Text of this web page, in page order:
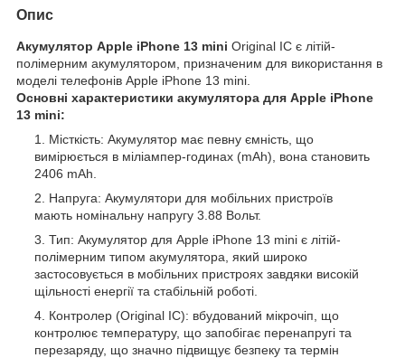
Опис
Акумулятор Apple iPhone 13 mini Original IC є літій-
полімерним акумулятором, призначеним для використання в
моделі телефонів Apple iPhone 13 mini.
Основні характеристики акумулятора для Apple iPhone
13 mini:
Місткість: Акумулятор має певну ємність, що
вимірюється в міліампер-годинах (mAh), вона становить
2406 mAh.
Напруга: Акумулятори для мобільних пристроїв
мають номінальну напругу 3.88 Вольт.
Тип: Акумулятор для Apple iPhone 13 mini є літій-
полімерним типом акумулятора, який широко
застосовується в мобільних пристроях завдяки високій
щільності енергії та стабільній роботі.
Контролер (Original IC): вбудований мікрочіп, що
контролює температуру, що запобігає перенапругі та
перезаряду, що значно підвищує безпеку та термін